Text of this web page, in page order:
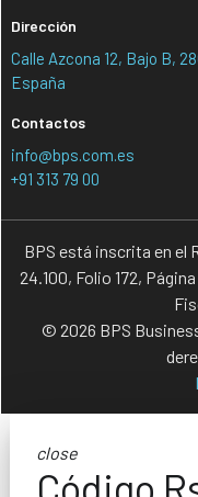
Dirección
Calle Azcona 12, Bajo B,
España
Contactos
info@bps.com.es
+91 313 79 00
BPS está inscrita en el
24.100, Folio 172,
© 2026 BPS
close